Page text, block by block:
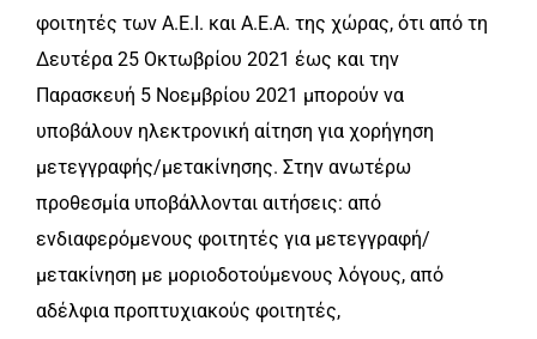
φοιτητές των Α.Ε.Ι. και Α.Ε.Α. της χώρας, ότι από τη
Δευτέρα 25 Οκτωβρίου 2021 έως και την
Παρασκευή 5 Νοεμβρίου 2021 μπορούν να
υποβάλουν ηλεκτρονική αίτηση για χορήγηση
μετεγγραφής/μετακίνησης. Στην ανωτέρω
προθεσμία υποβάλλονται αιτήσεις: από
ενδιαφερόμενους φοιτητές για μετεγγραφή/
μετακίνηση με μοριοδοτούμενους λόγους, από
αδέλφια προπτυχιακούς φοιτητές,